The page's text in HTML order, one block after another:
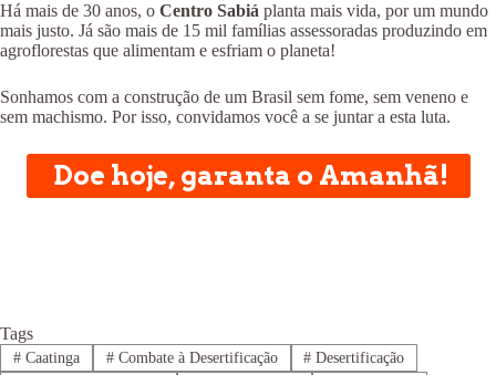
Há mais de 30 anos, o Centro Sabiá planta mais vida, por um mundo
mais justo. Já são mais de 15 mil famílias assessoradas produzindo em
agroflorestas que alimentam e esfriam o planeta!
Sonhamos com a construção de um Brasil sem fome, sem veneno e
sem machismo. Por isso, convidamos você a se juntar a esta luta.
Doe hoje, garanta o Amanhã!
Tags
#Caatinga #Combate à Desertificação # Desertificação